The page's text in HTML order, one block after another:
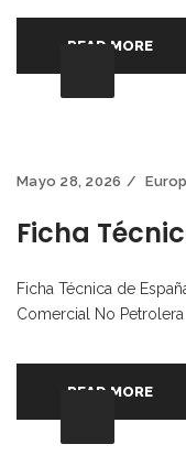
READ MORE
Mayo 28, 2026
Ficha
Ficha Técnica de
Comercial No Petrolera
READ MORE